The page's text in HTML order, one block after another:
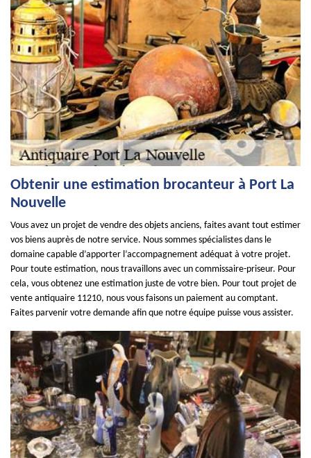
Obtenir une estimation brocanteur à Port La
Nouvelle
Vous avez un projet de vendre des objets anciens, faites avant tout estimer
vos biens auprès de notre service. Nous sommes spécialistes dans le
domaine capable d’apporter l’accompagnement adéquat à votre projet.
Pour toute estimation, nous travaillons avec un commissaire-priseur. Pour
cela, vous obtenez une estimation juste de votre bien. Pour tout projet de
vente antiquaire 11210, nous vous faisons un paiement au comptant.
Faites parvenir votre demande afin que notre équipe puisse vous assister.